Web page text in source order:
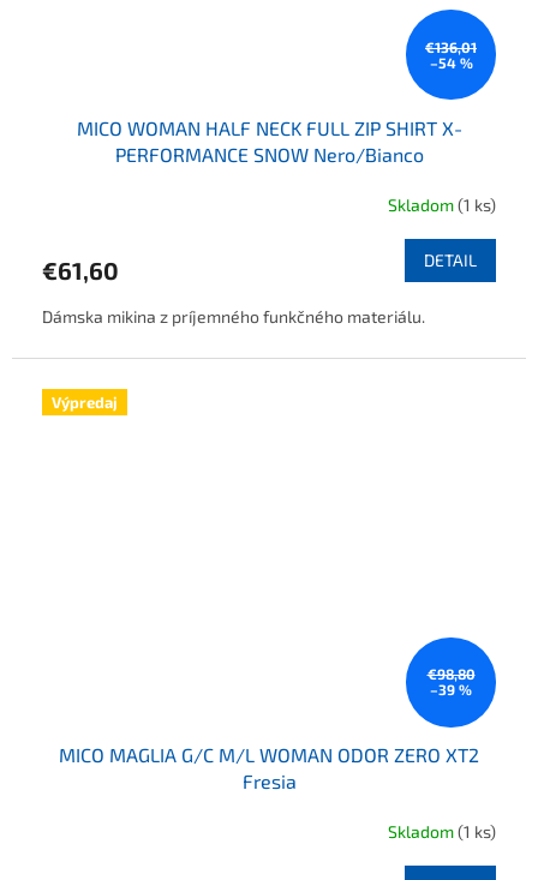
€136,01
–54 %
MICO WOMAN HALF NECK FULL ZIP SHIRT X-
PERFORMANCE SNOW Nero/Bianco
Skladom(1 ks)
€61,60 DETAIL
Dámska mikina z príjemného funkčného materiálu.
Výpredaj
€98,80
–39 %
MICO MAGLIA G/C M/L WOMAN ODOR ZERO XT2
Fresia
Skladom(1 ks)